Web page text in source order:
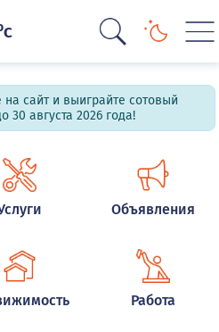
C
сайт и выиграйте сотовый
30 августа 2026 года!
Объявления
Работа